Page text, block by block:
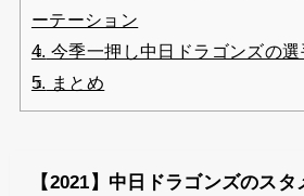
ーテーション
4. 今季一押し中日ドラゴンズの選
5. まとめ
【2021】中日ドラゴンズのス